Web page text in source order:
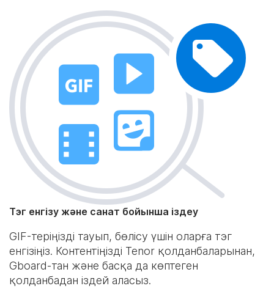
Тэг енгізу және санат бойынша іздеу
GIF-теріңізді тауып, бөлісу үшін оларға тэг
енгізіңіз. Контентіңізді Tenor қолданбаларынан,
Gboard-тан және басқа да көптеген
қолданбадан іздей аласыз.